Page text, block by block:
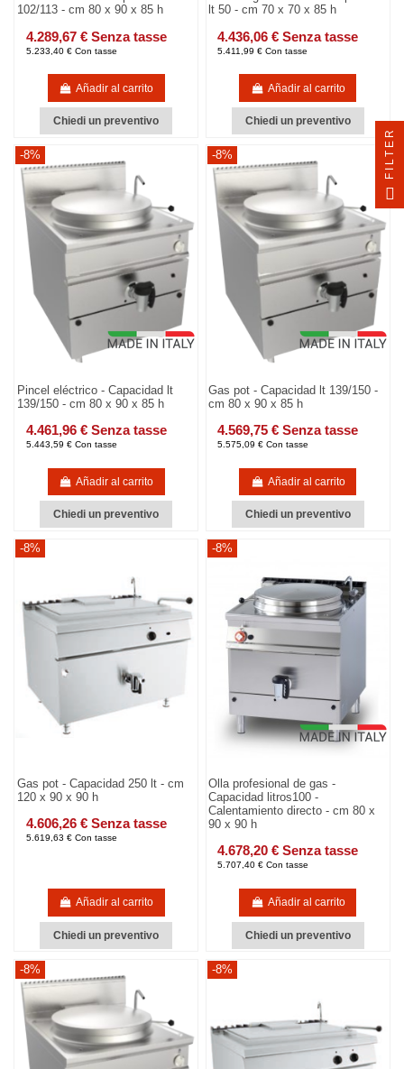
102/113 - cm 80 x 90 x 85 h
4.289,67 € Senza tasse
5.233,40 € Con tasse
Añadir al carrito
Chiedi un preventivo
lt 50 - cm 70 x 70 x 85 h
4.436,06 € Senza tasse
5.411,99 € Con tasse
Añadir al carrito
Chiedi un preventivo
-8%
Pincel eléctrico - Capacidad lt
139/150 - cm 80 x 90 x 85 h
4.461,96 € Senza tasse
5.443,59 € Con tasse
Añadir al carrito
Chiedi un preventivo
-8%
Gas pot - Capacidad lt 139/150 -
cm 80 x 90 x 85 h
4.569,75 € Senza tasse
5.575,09 € Con tasse
Añadir al carrito
Chiedi un preventivo
-8%
Gas pot - Capacidad 250 lt - cm
120 x 90 x 90 h
4.606,26 € Senza tasse
5.619,63 € Con tasse
Añadir al carrito
Chiedi un preventivo
-8%
Olla profesional de gas -
Capacidad litros100 -
Calentamiento directo - cm 80 x
90 x 90 h
4.678,20 € Senza tasse
5.707,40 € Con tasse
Añadir al carrito
Chiedi un preventivo
-8% -8%
FILTER